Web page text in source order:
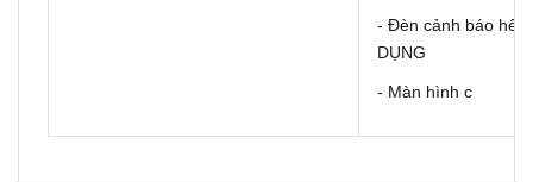
- Đèn cảnh báo hết
DỤNG
- Màn hình c